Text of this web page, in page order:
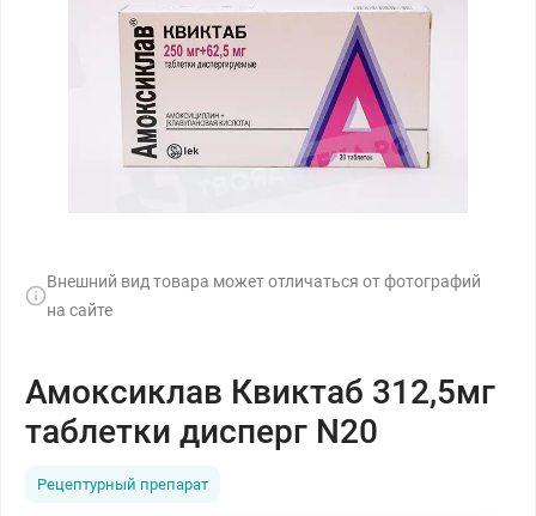
Внешний вид товара может отличаться от фотографий
на сайте
Амоксиклав Квиктаб 312,5мг
таблетки дисперг N20
Рецептурный препарат